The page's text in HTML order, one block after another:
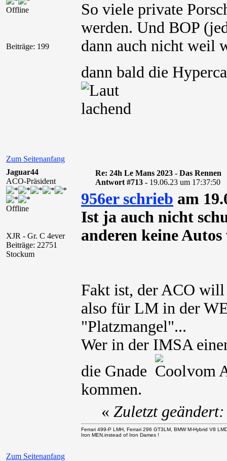
Offline
Beiträge: 199
So viele private
werden. Und BOP
dann auch nicht weil
dann bald die
Zum Seitenanfang
Jaguar44
ACO-Präsident
Offline
XJR - Gr. C 4ever
Beiträge: 22751
Stockum
Re: 24h Le Mans 2023 - Das Rennen
Antwort #713 - 19.06.23 um 17:37:50
956er schrieb am
Ist ja auch nicht
anderen keine
Fakt ist, der ACO will
also für LM in der
"Platzmangel"...
Wer in der IMSA
die Gnade
vom
kommen.
Zum Seitenanfang
« Zuletzt
Ferrari 499-P LMH, Ferrari 296 GT3LM, BMW M-Hybrid V8
Iron MEN.instead of Iron Dames !